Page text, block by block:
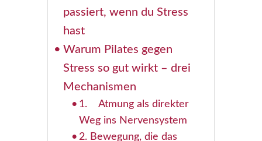
passiert, wenn du Stress
hast
Warum Pilates gegen
Stress so gut wirkt – drei
Mechanismen
1. Atmung als direkter
Weg ins Nervensystem
2. Bewegung, die das